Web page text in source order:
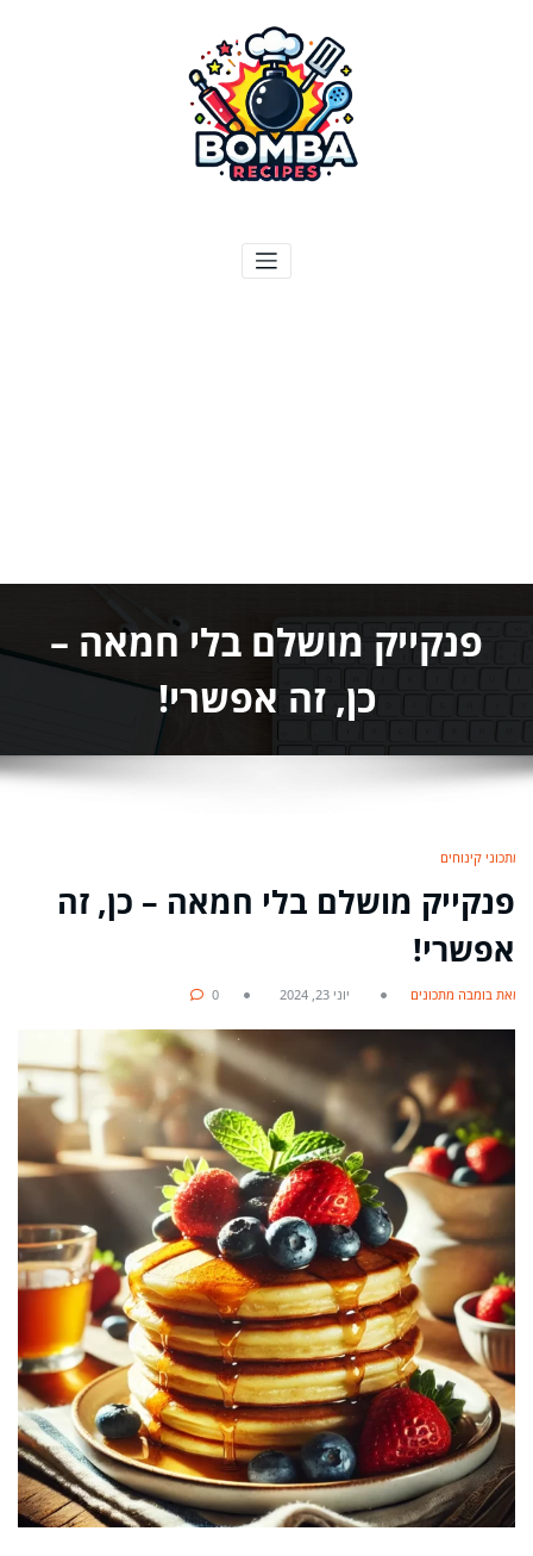
פנקייק מושלם בלי חמאה –
כן, זה אפשרי!
מתכוני קינוחים
פנקייק מושלם בלי חמאה – כן, זה
אפשרי!
מאת בומבה מתכונים יוני 23, 2024 0